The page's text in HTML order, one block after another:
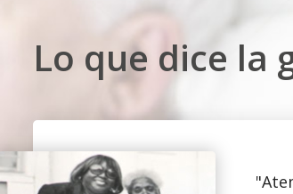
Lo que dice la